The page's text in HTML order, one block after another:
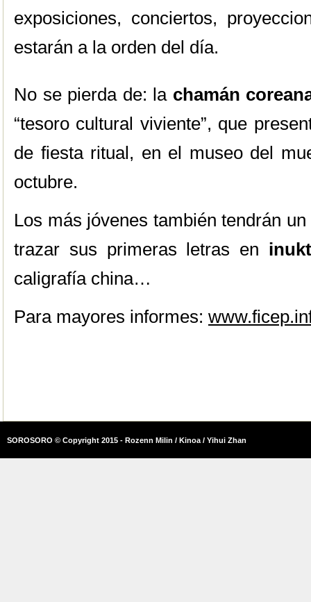
exposiciones, conciertos,
estarán a la orden del día.
No se pierda de: la chamán
“tesoro cultural viviente”, que
de fiesta ritual, en el museo del
octubre.
Los más jóvenes también tendrán
trazar sus primeras letras en
caligrafía china…
Para mayores informes:
SOROSORO © Copyright 2015 - Rozenn Milin / Kinoa / Yihui Zhan